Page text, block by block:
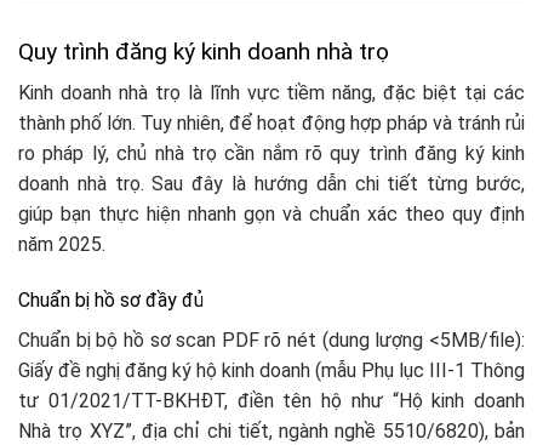
Quy trình đăng ký kinh doanh nhà trọ
Kinh doanh nhà trọ là lĩnh vực tiềm năng, đặc biệt tại các
thành phố lớn. Tuy nhiên, để hoạt động hợp pháp và tránh rủi
ro pháp lý, chủ nhà trọ cần nắm rõ quy trình đăng ký kinh
doanh nhà trọ. Sau đây là hướng dẫn chi tiết từng bước,
giúp bạn thực hiện nhanh gọn và chuẩn xác theo quy định
năm 2025.
Chuẩn bị hồ sơ đầy đủ
Chuẩn bị bộ hồ sơ scan PDF rõ nét (dung lượng <5MB/file):
Giấy đề nghị đăng ký hộ kinh doanh (mẫu Phụ lục III-1 Thông
tư 01/2021/TT-BKHĐT, điền tên hộ như “Hộ kinh doanh
Nhà trọ XYZ”, địa chỉ chi tiết, ngành nghề 5510/6820), bản